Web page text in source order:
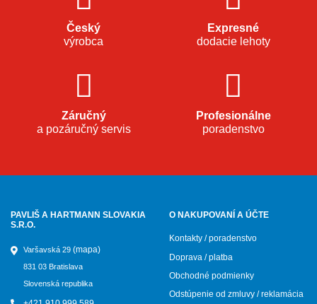
Český
výrobca
Expresné
dodacie lehoty
Záručný
a pozáručný servis
Profesionálne
poradenstvo
PAVLIŠ A HARTMANN SLOVAKIA
S.R.O.
Varšavská 29 (mapa)
831 03 Bratislava
Slovenská republika
O NAKUPOVANÍ A ÚČTE
Kontakty / poradenstvo
Doprava / platba
Obchodné podmienky
Odstúpenie od zmluvy / reklamácia